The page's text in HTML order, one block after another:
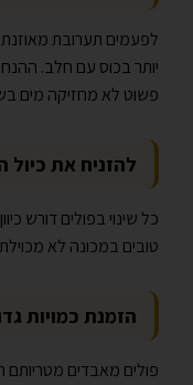
לפעמים תערובת מאוזנת
יותר בכוס עם חלב.
פשוט לא מחזיקה מים
להזניח את כיול
כל שינוי בפולים דורש
טובים במכונה לא
הזמנת כמויות